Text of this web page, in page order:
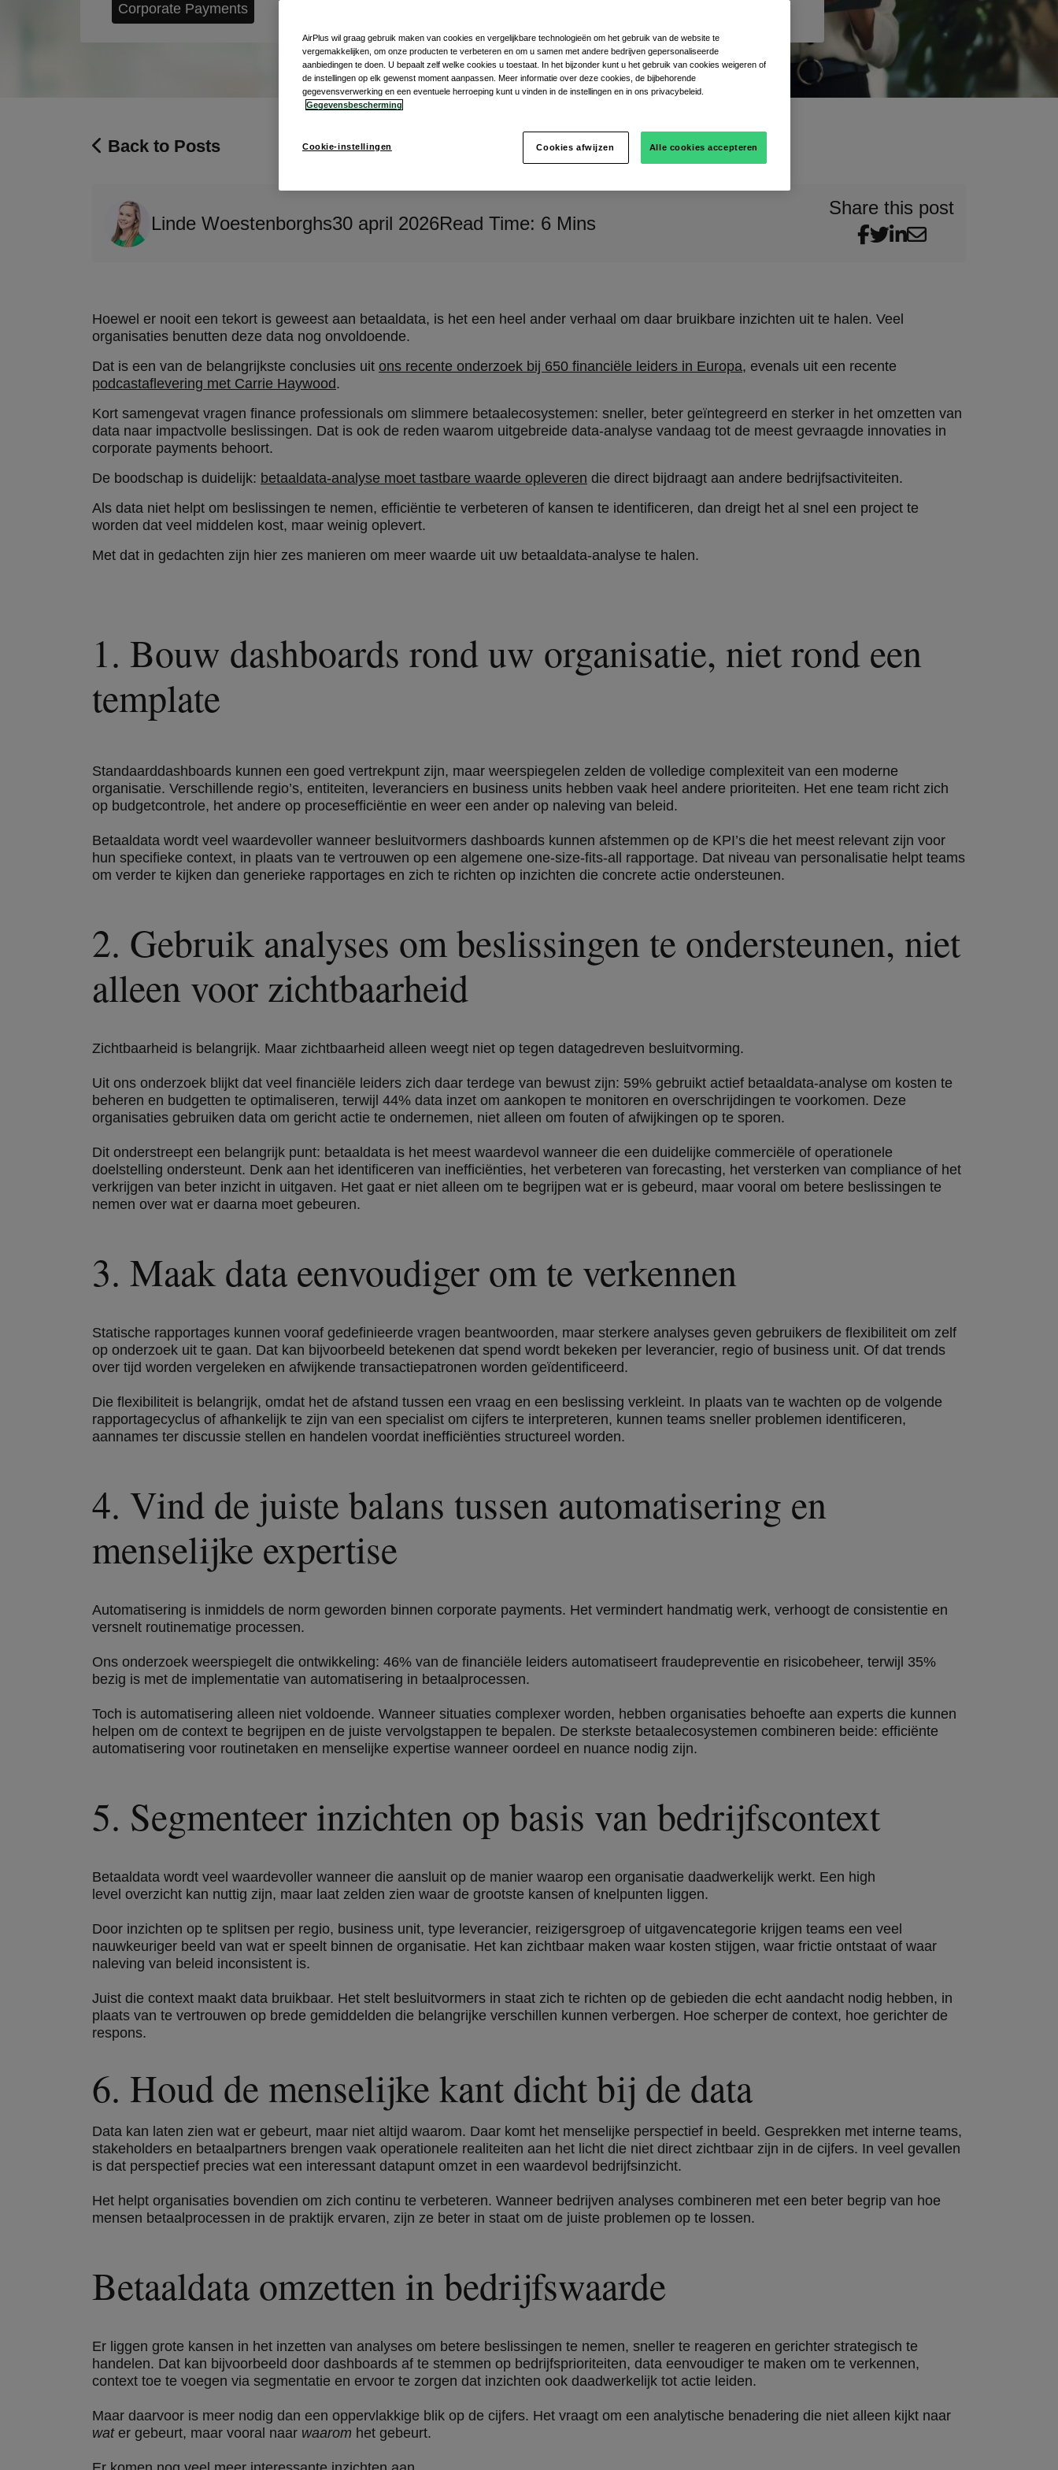
Corporate Payments
Back to Posts
Linde Woestenborghs30 april 2026Read Time: 6 Mins
Share this post
Hoewel er nooit een tekort is geweest aan betaaldata, is het een heel ander verhaal om daar bruikbare inzichten uit te halen. Veel
organisaties benutten deze data nog onvoldoende.
Dat is een van de belangrijkste conclusies uit ons recente onderzoek bij 650 financiële leiders in Europa, evenals uit een recente
podcastaflevering met Carrie Haywood.
Kort samengevat vragen finance professionals om slimmere betaalecosystemen: sneller, beter geïntegreerd en sterker in het omzetten van
data naar impactvolle beslissingen. Dat is ook de reden waarom uitgebreide data-analyse vandaag tot de meest gevraagde innovaties in
corporate payments behoort.
De boodschap is duidelijk: betaaldata-analyse moet tastbare waarde opleveren die direct bijdraagt aan andere bedrijfsactiviteiten.
Als data niet helpt om beslissingen te nemen, efficiëntie te verbeteren of kansen te identificeren, dan dreigt het al snel een project te
worden dat veel middelen kost, maar weinig oplevert.
Met dat in gedachten zijn hier zes manieren om meer waarde uit uw betaaldata-analyse te halen.
1. Bouw dashboards rond uw organisatie, niet rond een
template
Standaarddashboards kunnen een goed vertrekpunt zijn, maar weerspiegelen zelden de volledige complexiteit van een moderne
organisatie. Verschillende regio’s, entiteiten, leveranciers en business units hebben vaak heel andere prioriteiten. Het ene team richt zich
op budgetcontrole, het andere op procesefficiëntie en weer een ander op naleving van beleid.
Betaaldata wordt veel waardevoller wanneer besluitvormers dashboards kunnen afstemmen op de KPI’s die het meest relevant zijn voor
hun specifieke context, in plaats van te vertrouwen op een algemene one-size-fits-all rapportage. Dat niveau van personalisatie helpt teams
om verder te kijken dan generieke rapportages en zich te richten op inzichten die concrete actie ondersteunen.
2. Gebruik analyses om beslissingen te ondersteunen, niet
alleen voor zichtbaarheid
Zichtbaarheid is belangrijk. Maar zichtbaarheid alleen weegt niet op tegen datagedreven besluitvorming.
Uit ons onderzoek blijkt dat veel financiële leiders zich daar terdege van bewust zijn: 59% gebruikt actief betaaldata-analyse om kosten te
beheren en budgetten te optimaliseren, terwijl 44% data inzet om aankopen te monitoren en overschrijdingen te voorkomen. Deze
organisaties gebruiken data om gericht actie te ondernemen, niet alleen om fouten of afwijkingen op te sporen.
Dit onderstreept een belangrijk punt: betaaldata is het meest waardevol wanneer die een duidelijke commerciële of operationele
doelstelling ondersteunt. Denk aan het identificeren van inefficiënties, het verbeteren van forecasting, het versterken van compliance of het
verkrijgen van beter inzicht in uitgaven. Het gaat er niet alleen om te begrijpen wat er is gebeurd, maar vooral om betere beslissingen te
nemen over wat er daarna moet gebeuren.
3. Maak data eenvoudiger om te verkennen
Statische rapportages kunnen vooraf gedefinieerde vragen beantwoorden, maar sterkere analyses geven gebruikers de flexibiliteit om zelf
op onderzoek uit te gaan. Dat kan bijvoorbeeld betekenen dat spend wordt bekeken per leverancier, regio of business unit. Of dat trends
over tijd worden vergeleken en afwijkende transactiepatronen worden geïdentificeerd.
Die flexibiliteit is belangrijk, omdat het de afstand tussen een vraag en een beslissing verkleint. In plaats van te wachten op de volgende
rapportagecyclus of afhankelijk te zijn van een specialist om cijfers te interpreteren, kunnen teams sneller problemen identificeren,
aannames ter discussie stellen en handelen voordat inefficiënties structureel worden.
4. Vind de juiste balans tussen automatisering en
menselijke expertise
Automatisering is inmiddels de norm geworden binnen corporate payments. Het vermindert handmatig werk, verhoogt de consistentie en
versnelt routinematige processen.
Ons onderzoek weerspiegelt die ontwikkeling: 46% van de financiële leiders automatiseert fraudepreventie en risicobeheer, terwijl 35%
bezig is met de implementatie van automatisering in betaalprocessen.
Toch is automatisering alleen niet voldoende. Wanneer situaties complexer worden, hebben organisaties behoefte aan experts die kunnen
helpen om de context te begrijpen en de juiste vervolgstappen te bepalen. De sterkste betaalecosystemen combineren beide: efficiënte
automatisering voor routinetaken en menselijke expertise wanneer oordeel en nuance nodig zijn.
5. Segmenteer inzichten op basis van bedrijfscontext
Betaaldata wordt veel waardevoller wanneer die aansluit op de manier waarop een organisatie daadwerkelijk werkt. Een high
level overzicht kan nuttig zijn, maar laat zelden zien waar de grootste kansen of knelpunten liggen.
Door inzichten op te splitsen per regio, business unit, type leverancier, reizigersgroep of uitgavencategorie krijgen teams een veel
nauwkeuriger beeld van wat er speelt binnen de organisatie. Het kan zichtbaar maken waar kosten stijgen, waar frictie ontstaat of waar
naleving van beleid inconsistent is.
Juist die context maakt data bruikbaar. Het stelt besluitvormers in staat zich te richten op de gebieden die echt aandacht nodig hebben, in
plaats van te vertrouwen op brede gemiddelden die belangrijke verschillen kunnen verbergen. Hoe scherper de context, hoe gerichter de
respons.
6. Houd de menselijke kant dicht bij de data
Data kan laten zien wat er gebeurt, maar niet altijd waarom. Daar komt het menselijke perspectief in beeld. Gesprekken met interne teams,
stakeholders en betaalpartners brengen vaak operationele realiteiten aan het licht die niet direct zichtbaar zijn in de cijfers. In veel gevallen
is dat perspectief precies wat een interessant datapunt omzet in een waardevol bedrijfsinzicht.
Het helpt organisaties bovendien om zich continu te verbeteren. Wanneer bedrijven analyses combineren met een beter begrip van hoe
mensen betaalprocessen in de praktijk ervaren, zijn ze beter in staat om de juiste problemen op te lossen.
Betaaldata omzetten in bedrijfswaarde
Er liggen grote kansen in het inzetten van analyses om betere beslissingen te nemen, sneller te reageren en gerichter strategisch te
handelen. Dat kan bijvoorbeeld door dashboards af te stemmen op bedrijfsprioriteiten, data eenvoudiger te maken om te verkennen,
context toe te voegen via segmentatie en ervoor te zorgen dat inzichten ook daadwerkelijk tot actie leiden.
Maar daarvoor is meer nodig dan een oppervlakkige blik op de cijfers. Het vraagt om een analytische benadering die niet alleen kijkt naar
wat er gebeurt, maar vooral naar waarom het gebeurt.
AirPlus wil graag gebruik maken van cookies en vergelijkbare technologieën om het gebruik van de website te
vergemakkelijken, om onze producten te verbeteren en om u samen met andere bedrijven gepersonaliseerde
aanbiedingen te doen. U bepaalt zelf welke cookies u toestaat. In het bijzonder kunt u het gebruik van cookies weigeren of
de instellingen op elk gewenst moment aanpassen. Meer informatie over deze cookies, de bijbehorende
gegevensverwerking en een eventuele herroeping kunt u vinden in de instellingen en in ons privacybeleid.
Gegevensbescherming
Cookie-instellingen Cookies afwijzen Alle cookies accepteren